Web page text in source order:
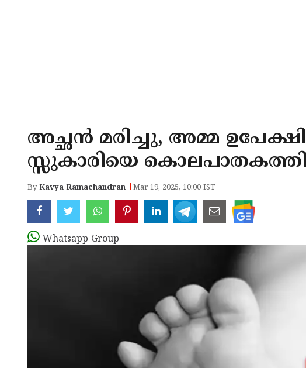
അച്ഛൻ മരിച്ചു, അമ്മ
സ്സുകാരിയെ
ByKavya Ramachandran Mar 19, 2025, 10:00 IST
Whatsapp Group